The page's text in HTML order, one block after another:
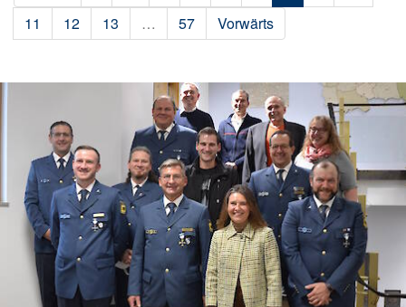
11
12 13 … 57 Vorwärts